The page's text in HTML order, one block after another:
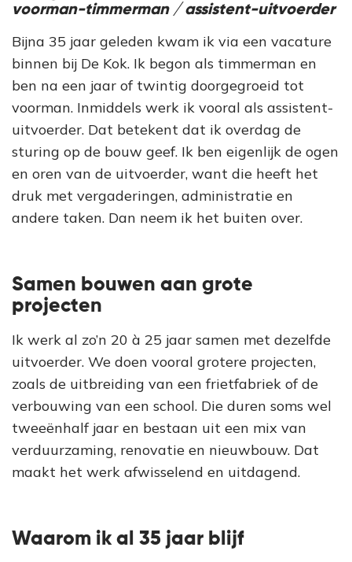
voorman-timmerman / assistent-uitvoerder
Bijna 35 jaar geleden kwam ik via een vacature
binnen bij De Kok. Ik begon als timmerman en
ben na een jaar of twintig doorgegroeid tot
voorman. Inmiddels werk ik vooral als assistent-
uitvoerder. Dat betekent dat ik overdag de
sturing op de bouw geef. Ik ben eigenlijk de ogen
en oren van de uitvoerder, want die heeft het
druk met vergaderingen, administratie en
andere taken. Dan neem ik het buiten over.
Samen bouwen aan grote
projecten
Ik werk al zo’n 20 à 25 jaar samen met dezelfde
uitvoerder. We doen vooral grotere projecten,
zoals de uitbreiding van een frietfabriek of de
verbouwing van een school. Die duren soms wel
tweeënhalf jaar en bestaan uit een mix van
verduurzaming, renovatie en nieuwbouw. Dat
maakt het werk afwisselend en uitdagend.
Waarom ik al 35 jaar blijf